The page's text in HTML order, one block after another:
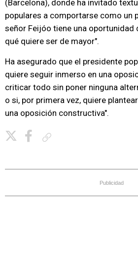
(Barcelona), donde ha invitado
populares a comportarse como un
señor Feijóo tiene una oportunidad
qué quiere ser de mayor".
Ha asegurado que el presidente
quiere seguir inmerso en una
criticar todo sin poner ninguna
o si, por primera vez, quiere
una oposición constructiva".
Publicidad